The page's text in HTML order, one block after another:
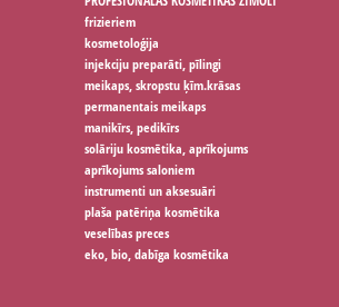
frizieriem
kosmetoloģija
injekciju preparāti, pīlingi
meikaps, skropstu ķīm.krāsas
permanentais meikaps
manikīrs, pedikīrs
solāriju kosmētika, aprīkojums
aprīkojums saloniem
instrumenti un aksesuāri
plaša patēriņa kosmētika
veselības preces
eko, bio, dabīga kosmētika